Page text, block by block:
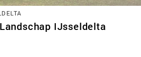
IJsseldelta